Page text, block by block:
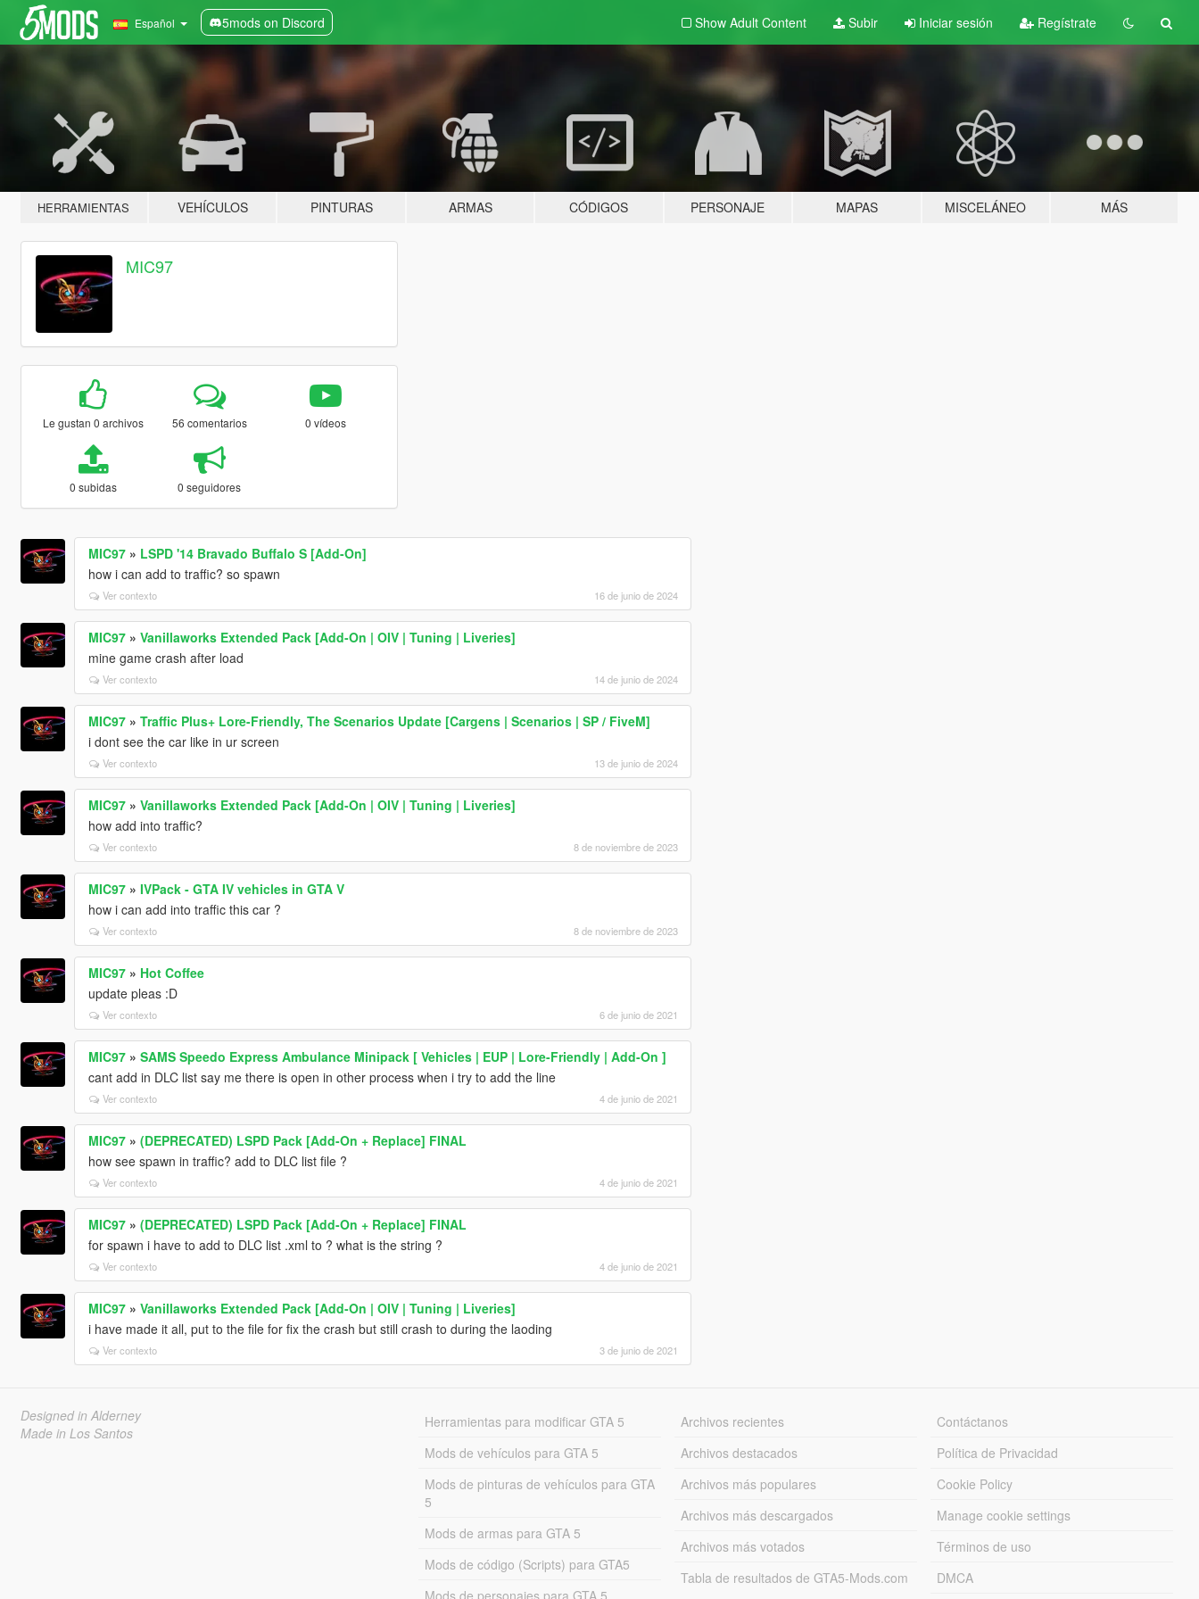
Español 5mods on Discord Show Adult Content Subir Iniciar sesión Regístrate
HERRAMIENTAS VEHÍCULOS PINTURAS ARMAS CÓDIGOS PERSONAJE MAPAS MISCELÁNEO MÁS
MIC97
Le gustan 0 archivos 56 comentarios 0 vídeos
0 subidas 0 seguidores
MIC97» LSPD '14 Bravado Buffalo S [Add-On]
how i can add to traffic? so spawn
Ver contexto 16 de junio de 2024
MIC97» Vanillaworks Extended Pack [Add-On | OIV | Tuning | Liveries]
mine game crash after load
Ver contexto 14 de junio de 2024
MIC97» Traffic Plus+ Lore-Friendly, The Scenarios Update [Cargens | Scenarios | SP / FiveM]
i dont see the car like in ur screen
Ver contexto 13 de junio de 2024
MIC97» Vanillaworks Extended Pack [Add-On | OIV | Tuning | Liveries]
how add into traffic?
Ver contexto 8 de noviembre de 2023
MIC97» IVPack - GTA IV vehicles in GTA V
how i can add into traffic this car ?
Ver contexto 8 de noviembre de 2023
MIC97» Hot Coffee
update pleas :D
Ver contexto 6 de junio de 2021
MIC97» SAMS Speedo Express Ambulance Minipack [ Vehicles | EUP | Lore-Friendly | Add-On ]
cant add in DLC list say me there is open in other process when i try to add the line
Ver contexto 4 de junio de 2021
MIC97» (DEPRECATED) LSPD Pack [Add-On + Replace] FINAL
how see spawn in traffic? add to DLC list file ?
Ver contexto 4 de junio de 2021
MIC97» (DEPRECATED) LSPD Pack [Add-On + Replace] FINAL
for spawn i have to add to DLC list .xml to ? what is the string ?
Ver contexto 4 de junio de 2021
MIC97» Vanillaworks Extended Pack [Add-On | OIV | Tuning | Liveries]
i have made it all, put to the file for fix the crash but still crash to during the laoding
Ver contexto 3 de junio de 2021
Designed in Alderney
Made in Los Santos
Herramientas para modificar GTA 5
Mods de vehículos para GTA 5
Mods de pinturas de vehículos para GTA
5
Mods de armas para GTA 5
Mods de código (Scripts) para GTA5
Mods de personajes para GTA 5
Archivos recientes
Archivos destacados
Archivos más populares
Archivos más descargados
Archivos más votados
Tabla de resultados de GTA5-Mods.com
Contáctanos
Política de Privacidad
Cookie Policy
Manage cookie settings
Términos de uso
DMCA